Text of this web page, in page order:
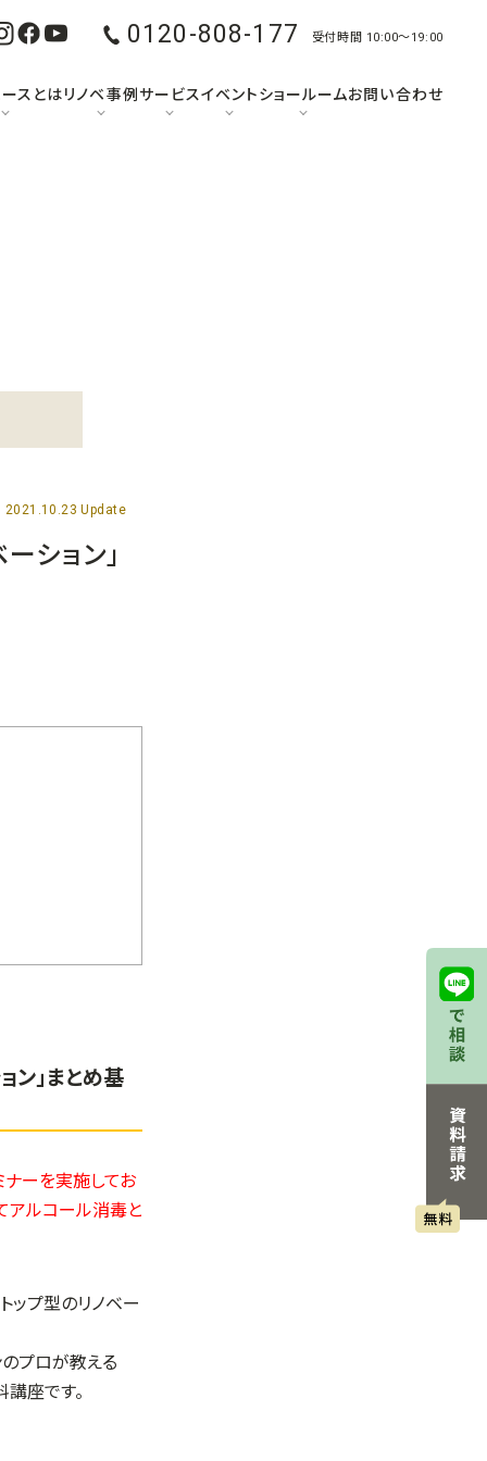
0120-808-177 受付時間 10:00〜19:00
ースとはリノベ事例サービスイベントショールームお問い合わせ
2021.10.23 Update
ション」
ン」まとめ基
ナーを実施してお
アルコール消毒と
ップ型のリノベー
プロが教える
講座です。